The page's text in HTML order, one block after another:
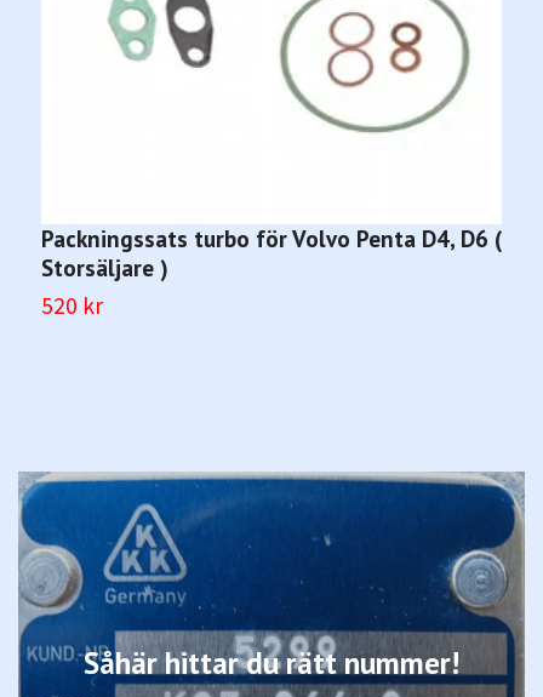
Såhär hittar du rätt nummer!
Packningssats turbo för Volvo Penta D4, D6 (
Storsäljare )
520 kr